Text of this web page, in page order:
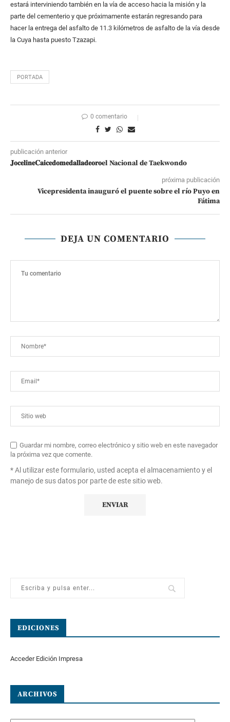
estará interviniendo también en la vía de acceso hacia la misión y la
parte del cementerio y que próximamente estarán regresando para
hacer la entrega del asfalto de 11.3 kilómetros de asfalto de la vía desde
la Cuya hasta puesto Tzazapi.
PORTADA
0 comentario
publicación anterior
𝐉𝐨𝐜𝐞𝐥𝐢𝐧𝐞𝐂𝐚𝐢𝐜𝐞𝐝𝐨𝐦𝐞𝐝𝐚𝐥𝐥𝐚𝐝𝐞𝐨𝐫𝐨el Nacional de Taekwondo
próxima publicación
Vicepresidenta inauguró el puente sobre el río Puyo en
Fátima
DEJA UN COMENTARIO
Guardar mi nombre, correo electrónico y sitio web en este navegador
la próxima vez que comente.
* Al utilizar este formulario, usted acepta el almacenamiento y el
manejo de sus datos por parte de este sitio web.
EDICIONES
Acceder Edición Impresa
ARCHIVOS